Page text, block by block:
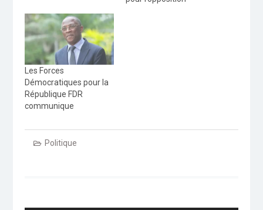
Les Forces
Démocratiques pour la
République FDR
communique
Politique